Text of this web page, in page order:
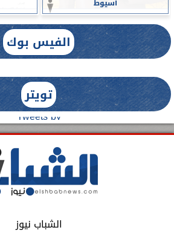
أسيوط
الفيس بوك
تويتر
Tweets by
الشباب نيوز